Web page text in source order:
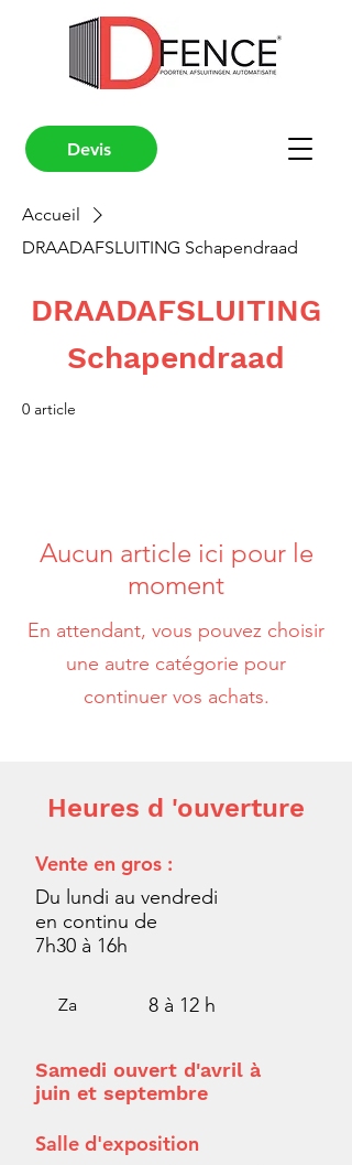
Devis
Accueil
DRAADAFSLUITING Schapendraad
DRAADAFSLUITING
Schapendraad
0 article
Aucun article ici pour le
moment
En attendant, vous pouvez choisir
une autre catégorie pour
continuer vos achats.
Heures d 'ouverture
Vente en gros :
Du lundi au vendredi
en continu de
7h30 à 16h
Za 8 à 12 h
Samedi ouvert d'avril à
juin et septembre
Salle d'exposition